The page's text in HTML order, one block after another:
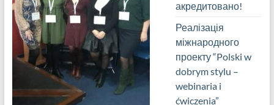
акредитовано!
Реалізація
міжнародного
проекту “Polski w
dobrym stylu –
webinaria i
ćwiczenia”